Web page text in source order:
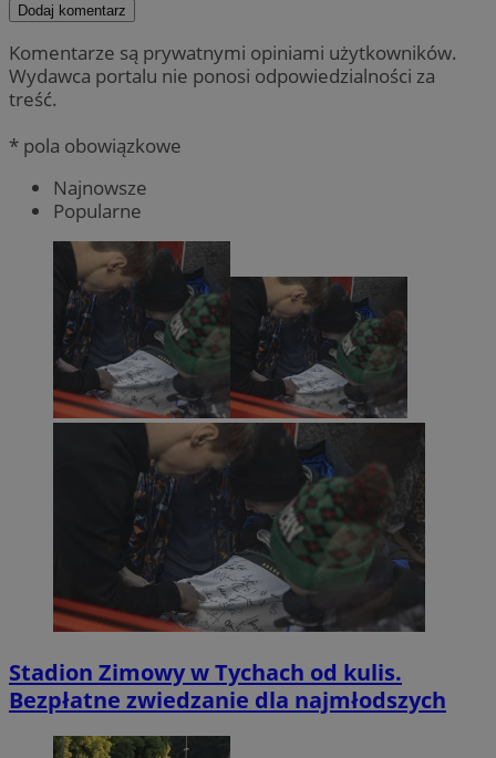
Dodaj komentarz
Komentarze są prywatnymi opiniami użytkowników.
Wydawca portalu nie ponosi odpowiedzialności za
treść.
* pola obowiązkowe
Najnowsze
Popularne
Stadion Zimowy w Tychach od kulis.
Bezpłatne zwiedzanie dla najmłodszych